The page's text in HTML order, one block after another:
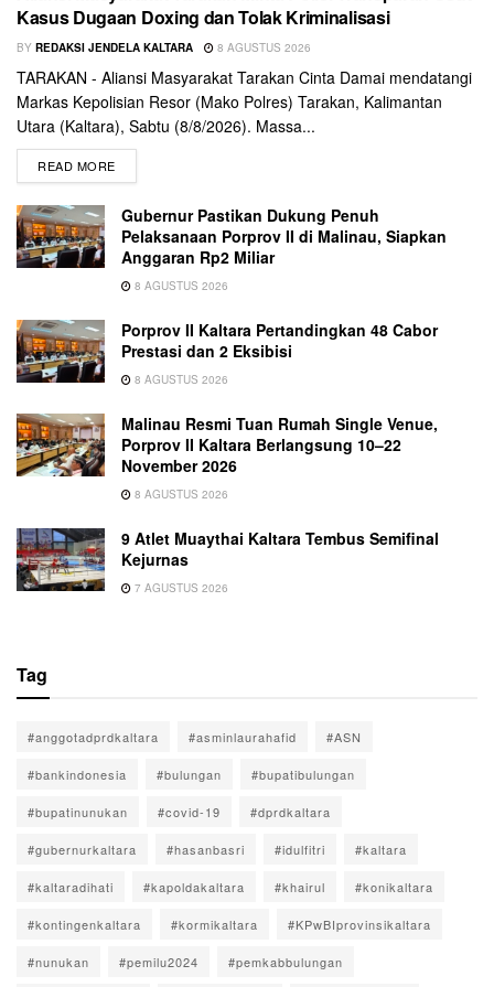
Kasus Dugaan Doxing dan Tolak Kriminalisasi
BY REDAKSI JENDELA KALTARA 8 AGUSTUS 2026
TARAKAN - Aliansi Masyarakat Tarakan Cinta Damai mendatangi
Markas Kepolisian Resor (Mako Polres) Tarakan, Kalimantan
Utara (Kaltara), Sabtu (8/8/2026). Massa...
READ MORE
Gubernur Pastikan Dukung Penuh
Pelaksanaan Porprov II di Malinau, Siapkan
Anggaran Rp2 Miliar
8 AGUSTUS 2026
Porprov II Kaltara Pertandingkan 48 Cabor
Prestasi dan 2 Eksibisi
8 AGUSTUS 2026
Malinau Resmi Tuan Rumah Single Venue,
Porprov II Kaltara Berlangsung 10–22
November 2026
8 AGUSTUS 2026
9 Atlet Muaythai Kaltara Tembus Semifinal
Kejurnas
7 AGUSTUS 2026
Tag
#anggotadprdkaltara #asminlaurahafid #ASN
#bankindonesia #bulungan #bupatibulungan
#bupatinunukan #covid-19 #dprdkaltara
#gubernurkaltara #hasanbasri #idulfitri #kaltara
#kaltaradihati #kapoldakaltara #khairul #konikaltara
#kontingenkaltara #kormikaltara #KPwBIprovinsikaltara
#nunukan #pemilu2024 #pemkabbulungan